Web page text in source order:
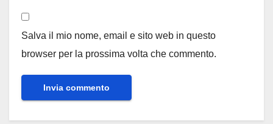
Salva il mio nome, email e sito web in questo
browser per la prossima volta che commento.